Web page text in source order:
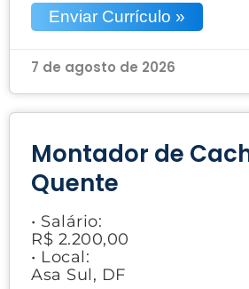
Enviar Currículo »
7 de agosto de 2026
Montador de
Quente
• Salário:
R$ 2.200,00
• Local:
Asa Sul, DF